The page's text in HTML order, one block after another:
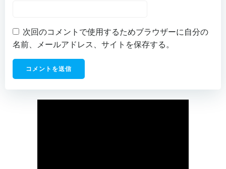
次回のコメントで使用するためブラウザーに自分の
名前、メールアドレス、サイトを保存する。